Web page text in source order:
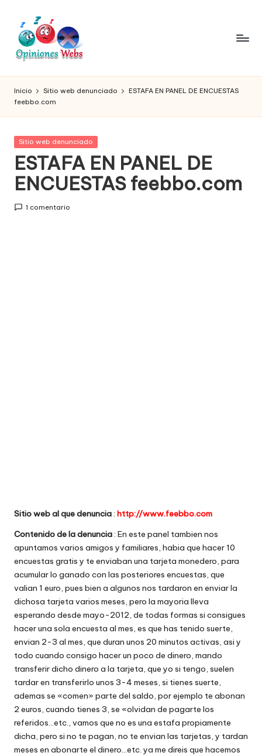
Saltar
contenido
O
pi
ni
o
n
e
s,
c
s
w
e
b
s
compra
online,
comprar
seguro
por
internet,
conoce
Inicio Sitio web denunciado
ESTAFA EN PANEL DE ENCUESTAS
feebbo.com
Publicada
Sitio web denunciado
ESTAFA EN PANEL DE
ENCUESTAS feebbo.com
1 comentario
Sitio web al que denuncia: http://www.feebbo.com
Contenido de la denuncia: En este panel tambien nos
apuntamos varios amigos y familiares, habia que hacer 10
encuestas gratis y te enviaban una tarjeta monedero, para
acumular lo ganado con las posteriores encuestas, que
valian 1 euro, pues bien a algunos nos tardaron en enviar la
dichosa tarjeta varios meses, pero la mayoria lleva
esperando desde mayo-2012, de todas formas si consigues
hacer una sola encuesta al mes, es que has tenido suerte,
envian 2-3 al mes, que duran unos 20 minutos activas, asi y
todo cuando consigo hacer un poco de dinero, mando
transferir dicho dinero a la tarjeta, que yo si tengo, suelen
tardar en transferirlo unos 3-4 meses, si tienes suerte,
ademas se «comen» parte del saldo, por ejemplo te abonan
2 euros, cuando tienes 3, se «olvidan de pagarte los
referidos…etc., vamos que no es una estafa propiamente
dicha, pero si no te pagan, no te envian las tarjetas, y tardan
meses en abonarte el dinero…etc. ya me direis que hacemos